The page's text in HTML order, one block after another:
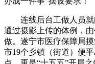
连线后台工做人员就
通过摄影上传的体例，
做。遂宁市医疗保障局
市19个乡镇（街道）便